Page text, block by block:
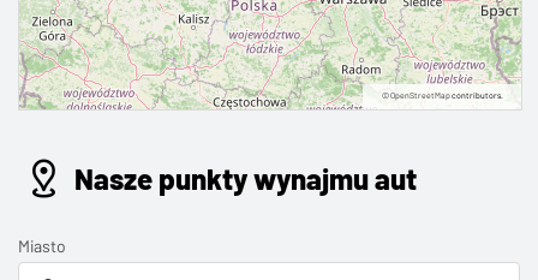
©OpenStreetMapcontributors.
Nasze punkty wynajmu aut
Miasto